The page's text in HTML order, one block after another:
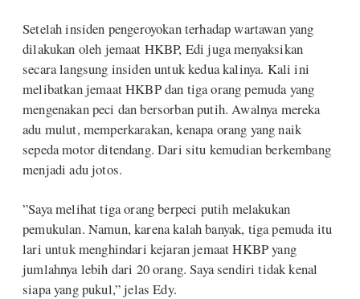
Setelah insiden pengeroyokan terhadap wartawan yang
dilakukan oleh jemaat HKBP, Edi juga menyaksikan
secara langsung insiden untuk kedua kalinya. Kali ini
melibatkan jemaat HKBP dan tiga orang pemuda yang
mengenakan peci dan bersorban putih. Awalnya mereka
adu mulut, memperkarakan, kenapa orang yang naik
sepeda motor ditendang. Dari situ kemudian berkembang
menjadi adu jotos.
”Saya melihat tiga orang berpeci putih melakukan
pemukulan. Namun, karena kalah banyak, tiga pemuda itu
lari untuk menghindari kejaran jemaat HKBP yang
jumlahnya lebih dari 20 orang. Saya sendiri tidak kenal
siapa yang pukul,” jelas Edy.